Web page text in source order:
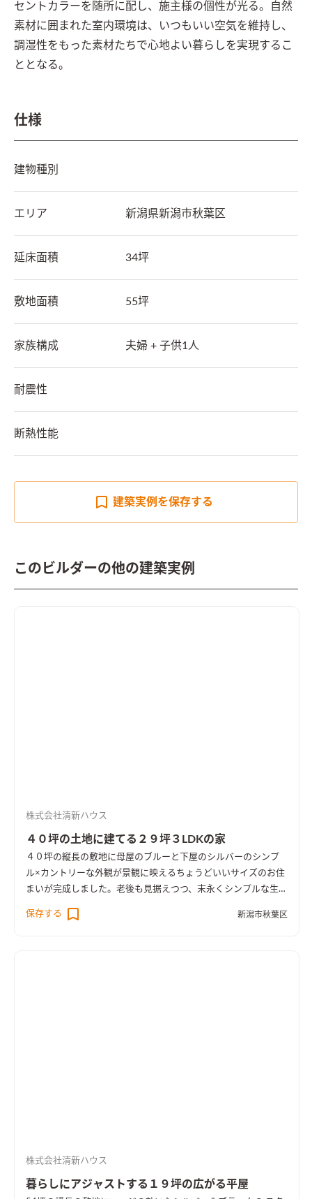
セントカラーを随所に配し、施主様の個性が光る。自然
素材に囲まれた室内環境は、いつもいい空気を維持し、
調湿性をもった素材たちで心地よい暮らしを実現するこ
ととなる。
仕様
建物種別
エリア 新潟県新潟市秋葉区
延床面積 34坪
敷地面積 55坪
家族構成 夫婦 + 子供1人
耐震性
断熱性能
建築実例を保存する
このビルダーの他の建築実例
株式会社清新ハウス
４０坪の土地に建てる２９坪３LDKの家
４０坪の縦長の敷地に母屋のブルーと下屋のシルバーのシンプ
ル×カントリーな外観が景観に映えるちょうどいいサイズのお住
まいが完成しました。老後も見据えつつ、末永くシンプルな生活
ら西へ伸びる敷地と環境を活かした気持ちのいい風が抜ける設
保存する 新潟市秋葉区
株式会社清新ハウス
暮らしにアジャストする１９坪の広がる平屋